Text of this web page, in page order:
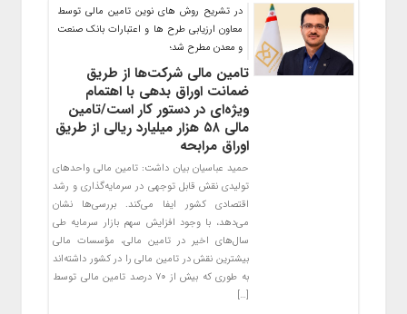
در تشریح روش های نوین تامین مالی توسط
معاون ارزیابی طرح ها و اعتبارات بانک صنعت
و معدن مطرح شد؛
تامین مالی شرکت‌ها از طریق
ضمانت اوراق بدهی با اهتمام
ویژه‌ای در دستور کار است/تامین
مالی ۵۸ هزار میلیارد ریالی از طریق
اوراق مرابحه
حمید عباسیان بیان داشت: تامین مالی واحدهای
تولیدی نقش قابل توجهی در سرمایه‌گذاری و رشد
اقتصادی کشور ایفا می‌کند. بررسی‌ها نشان
می‌دهد، با وجود افزایش سهم بازار سرمایه طی
سال‌های اخیر ‌در تامین مالی، مؤسسات مالی
بیشترین نقش در تامین مالی را در کشور داشته‌اند
به طوری که بیش از ۷۰ درصد تامین مالی توسط
[…]